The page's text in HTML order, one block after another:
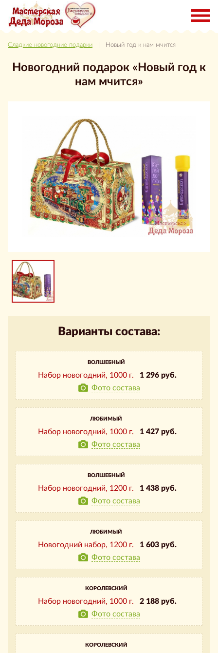
Сладкие новогодние подарки | Новый год к нам мчится
Новогодний подарок «Новый год к
нам мчится»
Варианты состава:
ВОЛШЕБНЫЙ
Набор новогодний, 1000 г.
1 296 руб.
Фото состава
ЛЮБИМЫЙ
Набор новогодний, 1000 г.
1 427 руб.
Фото состава
ВОЛШЕБНЫЙ
Набор новогодний, 1200 г.
1 438 руб.
Фото состава
ЛЮБИМЫЙ
Новогодний набор, 1200 г.
1 603 руб.
Фото состава
КОРОЛЕВСКИЙ
Набор новогодний, 1000 г.
2 188 руб.
Фото состава
КОРОЛЕВСКИЙ